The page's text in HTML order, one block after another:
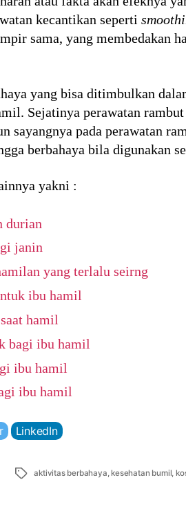
kecantikan seperti
sama, yang membedakan
yang bisa ditimbulkan
Sejatinya perawatan
sayangnya pada perawatan
berbahaya bila digunakan
yakni :
durian
janin
yang terlalu seirng
ibu hamil
hamil
bagi ibu hamil
ibu hamil
ibu hamil
LinkedIn
Tags aktivitas berbahaya ,kesehatan bumil